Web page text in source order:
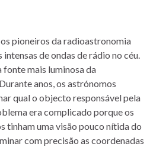
pioneiros da radioastronomia
de ondas de rádio no céu.
fonte mais luminosa da
anos, os astrónomos
qual o objecto responsável pela
era complicado porque os
tinham uma visão pouco nítida do
com precisão as coordenadas